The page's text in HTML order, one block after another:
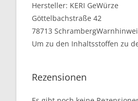
Hersteller: KERI GeWürze
Göttelbachstraße 42
78713 Schramberg
Um zu den Inhaltsstoffen zu
Rezensionen